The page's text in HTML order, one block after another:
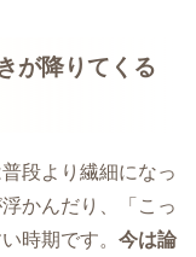
が降りてくる
段より繊細になっ
かんだり、「こっ
時期です。 今は論